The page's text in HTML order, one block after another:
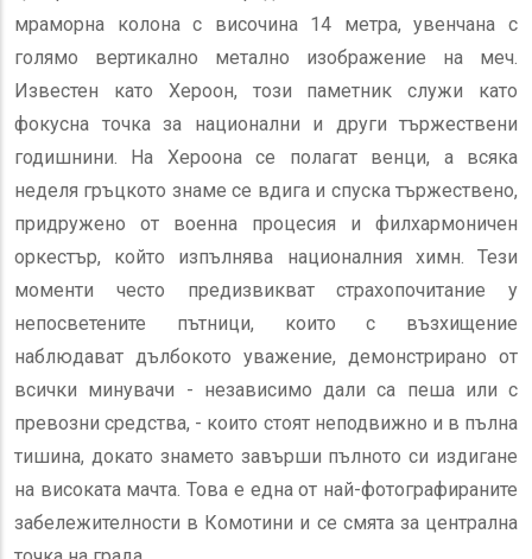
мраморна колона с височина 14 метра, увенчана с
голямо вертикално метално изображение на меч.
Известен като Хероон, този паметник служи като
фокусна точка за национални и други тържествени
годишнини. На Хероона се полагат венци, а всяка
неделя гръцкото знаме се вдига и спуска тържествено,
придружено от военна процесия и филхармоничен
оркестър, който изпълнява националния химн. Тези
моменти често предизвикват страхопочитание у
непосветените пътници, които с възхищение
наблюдават дълбокото уважение, демонстрирано от
всички минувачи - независимо дали са пеша или с
превозни средства, - които стоят неподвижно и в пълна
тишина, докато знамето завърши пълното си издигане
на високата мачта. Това е една от най-фотографираните
забележителности в Комотини и се смята за централна